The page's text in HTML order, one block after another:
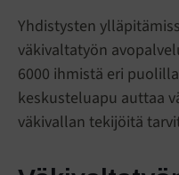
Yhdistysten
väkivaltatyön
6000 ihmistä eri
keskusteluapu auttaa
väkivallan tekijöitä